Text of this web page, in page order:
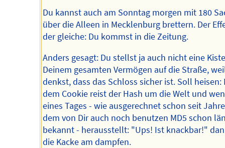
Du kannst auch am Sonntag morgen mit 180
über die Alleen in Mecklenburg brettern. Der
der gleiche: Du kommst in die Zeitung.
Anders gesagt: Du stellst ja auch nicht eine
Deinem gesamten Vermögen auf die Straße,
denkst, dass das Schloss sicher ist. Soll heisen:
dem Cookie reist der Hash um die Welt und
eines Tages - wie ausgerechnet schon seit
dem von Dir auch noch benutzen MD5 schon
bekannt - herausstellt: "Ups! Ist knackbar!"
die Kacke am dampfen.